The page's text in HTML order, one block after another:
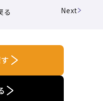
る Next